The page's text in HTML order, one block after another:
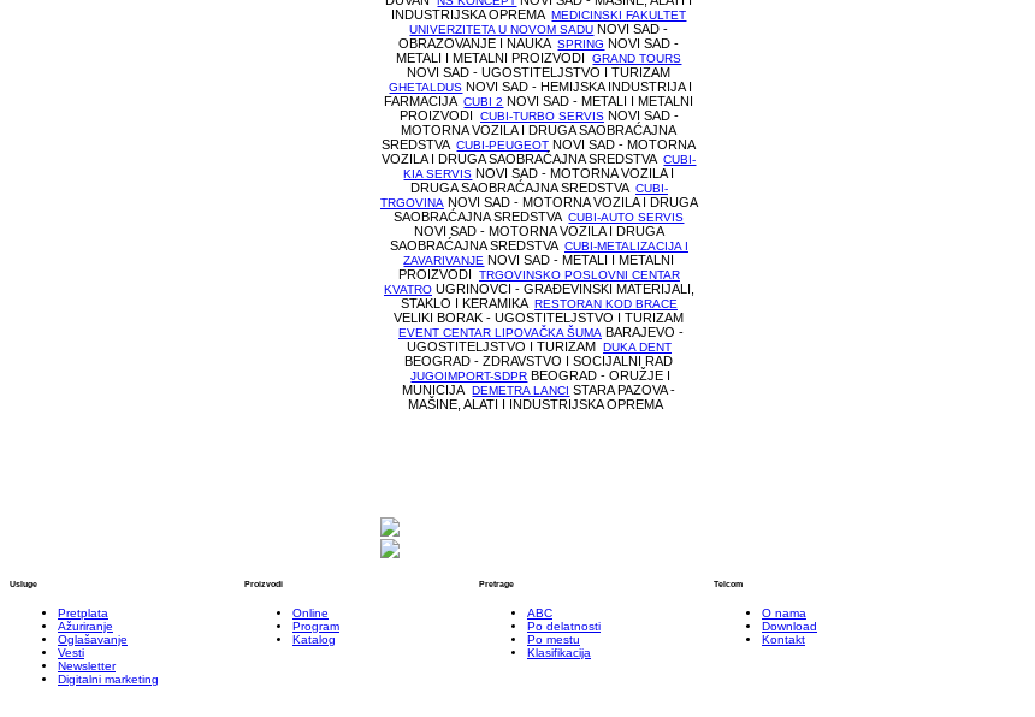
INDUSTRIJSKA OPREMAMEDICINSKI FAKULTET
UNIVERZITETA U NOVOM SADU NOVI SAD -
OBRAZOVANJE I NAUKASPRING NOVI SAD -
METALI I METALNI PROIZVODIGRAND TOURS
NOVI SAD - UGOSTITELJSTVO I TURIZAM
GHETALDUS NOVI SAD - HEMIJSKA INDUSTRIJA I
FARMACIJACUBI 2 NOVI SAD - METALI I METALNI
PROIZVODI CUBI-TURBO SERVISNOVI SAD -
MOTORNA VOZILA I DRUGA SAOBRAĆAJNA
SREDSTVACUBI-PEUGEOT NOVI SAD - MOTORNA
VOZILA I DRUGA SAOBRAĆAJNA SREDSTVACUBI-
KIA SERVIS NOVI SAD - MOTORNA VOZILA I
DRUGA SAOBRAĆAJNA SREDSTVA CUBI-
TRGOVINA NOVI SAD - MOTORNA VOZILA I DRUGA
SAOBRAĆAJNA SREDSTVACUBI-AUTO SERVIS
NOVI SAD - MOTORNA VOZILA I DRUGA
SAOBRAĆAJNA SREDSTVA CUBI-METALIZACIJA I
ZAVARIVANJE NOVI SAD - METALI I METALNI
PROIZVODI TRGOVINSKO POSLOVNI CENTAR
KVATROUGRINOVCI - GRAĐEVINSKI MATERIJALI,
STAKLO I KERAMIKA RESTORAN KOD BRACE
VELIKI BORAK - UGOSTITELJSTVO I TURIZAM
EVENT CENTAR LIPOVAČKA ŠUMA BARAJEVO -
UGOSTITELJSTVO I TURIZAM DUKA DENT
BEOGRAD - ZDRAVSTVO I SOCIJALNI RAD
JUGOIMPORT-SDPR BEOGRAD - ORUŽJE I
MUNICIJADEMETRA LANCI STARA PAZOVA -
MAŠINE, ALATI I INDUSTRIJSKA OPREMA
Usluge
Pretplata
Ažuriranje
Oglašavanje
Vesti
Newsletter
Digitalni marketing
Proizvodi
Online
Program
Katalog
Pretrage
ABC
Po delatnosti
Po mestu
Klasifikacija
Telcom
O nama
Download
Kontakt